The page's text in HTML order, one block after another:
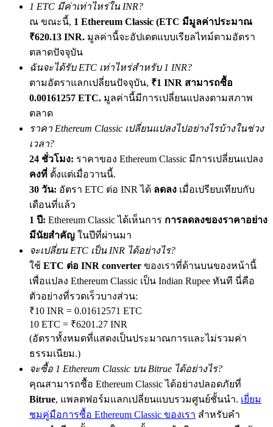
Deposit CASHCAT & Win
Share 500000 CASHCAT prize pool
Exclusive for BitMart Users
Register & Trade to Win 500,000 USDT
Precious Metals Trading Carnival
Trade Gold & Silver · 33,333 USDT Bonus
USDT New User Exclusive 10% APR
USDT Flexible Staking | Daily Rewards
New Listing Futures Fest
Trade New Futures, Win 200,000 USDT
1 ETC มีค่าเท่าไหร่ใน INR?
ณ ขณะนี้, 1 Ethereum Classic (ETC มีมูลค่าประมาณ
₹620.13 INR. มูลค่านี้จะอัปเดตแบบเรียลไทม์ตามอัตรา
ตลาดปัจจุบัน
ฉันจะได้รับ ETC เท่าไหร่สำหรับ 1 INR?
ตามอัตราแลกเปลี่ยนปัจจุบัน, ₹1 INR สามารถซื้อ
0.00161257 ETC. มูลค่านี้มีการเปลี่ยนแปลงตามสภาพ
ตลาด
ราคา Ethereum Classic เปลี่ยนแปลงไปอย่างไรบ้างในช่วง
เวลา?
24 ชั่วโมง: ราคาของ Ethereum Classic มีการเปลี่ยนแปลง
คงที่ ตั้งแต่เมื่อวานนี้.
30 วัน: อัตรา ETC ต่อ INR ได้ ลดลง เมื่อเปรียบเทียบกับ
เดือนที่แล้ว
1 ปี: Ethereum Classic ได้เห็นการ การลดลงของราคาอย่าง
มีนัยสำคัญ ในปีที่ผ่านมา
จะเปลี่ยน ETC เป็น INR ได้อย่างไร?
ใช้ ETC ต่อ INR converter ของเราที่ด้านบนของหน้านี้
เพื่อแปลง Ethereum Classic เป็น Indian Rupee ทันที นี่คือ
ตัวอย่างที่รวดเร็วบางส่วน:
₹10 INR = 0.01612571 ETC
10 ETC = ₹6201.27 INR
(อัตราทั้งหมดที่แสดงเป็นประมาณการและไม่รวมค่า
ธรรมเนียม.)
จะซื้อ 1 Ethereum Classic บน Bitrue ได้อย่างไร?
คุณสามารถซื้อ Ethereum Classic ได้อย่างปลอดภัยที่
Bitrue, แพลตฟอร์มแลกเปลี่ยนแบบรวมศูนย์ชั้นนำ. เยี่ยม
ชมคู่มือการซื้อ Ethereum Classic ของเรา สำหรับคำ